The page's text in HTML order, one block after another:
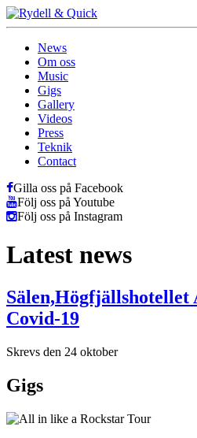
News
Om oss
Music
Gigs
Gallery
Videos
Press
Teknik
Contact
Gilla oss på Facebook
Följ oss på Youtube
Följ oss på Instagram
Latest news
Covid-19
Skrevs den 24 oktober
Gigs